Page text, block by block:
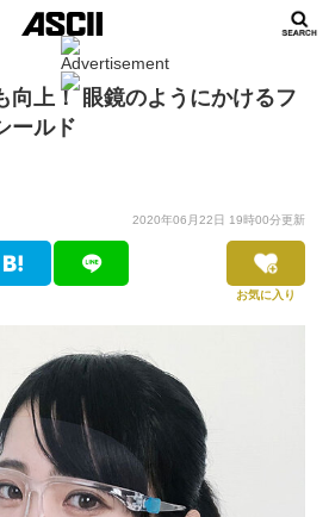
向上！ 眼鏡のようにかけるフ
ールド
2020年06月22日 19時00分更新
お気に入り